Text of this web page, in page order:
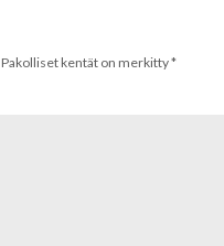
Pakolliset kentät on merkitty*